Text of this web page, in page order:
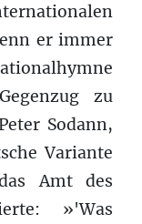
er immer
zu
Sodann,
Variante
Amt des
»'Was